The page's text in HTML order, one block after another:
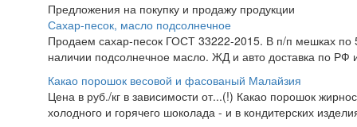
Предложения на покупку и продажу продукции
Сахар-песок, масло подсолнечное
Продаем сахар-песок ГОСТ 33222-2015. В п/п мешках по
наличии подсолнечное масло. ЖД и авто доставка по
Какао порошок весовой и фасованый Малайзия
Цена в руб./кг в зависимости от...(!) Какао порошок
холодного и горячего шоколада - и в кондитерских